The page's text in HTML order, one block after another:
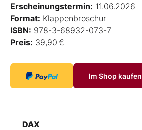
Erscheinungstermin: 11.06.2026
Format: Klappenbroschur
ISBN: 978-3-68932-073-7
Preis: 39,90 €
Im Shop kaufen
DAX